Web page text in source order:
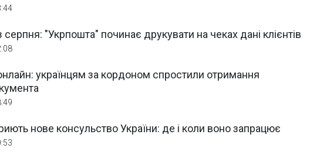
серпня: "Укрпошта" починає друкувати на чеках дані клієнтів
українцям за кордоном спростили отримання
нове консульство України: де і коли воно запрацює